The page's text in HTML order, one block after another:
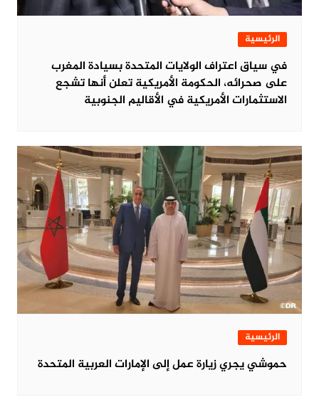
الرئيسية
في سياق اعتراف الولايات المتحدة بسيادة المغرب
على صحرائه، الحكومة الأمريكية تعلن أنها تشجع
الاستثمارات الأمريكية في الأقاليم الجنوبية
الرئيسية
حموشي يجري زيارة عمل إلى الإمارات العربية المتحدة